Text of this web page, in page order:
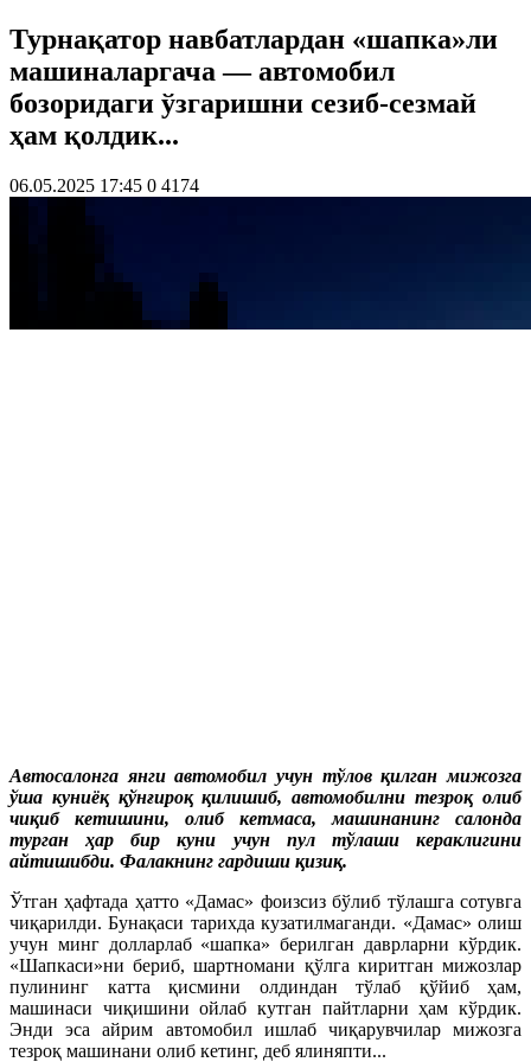
Турнақатор навбатлардан «шапка»ли
машиналаргача — автомобил
бозоридаги ўзгаришни сезиб-сезмай
ҳам қолдик...
06.05.2025 17:45 0 4174
Автосалонга янги автомобил учун тўлов қилган мижозга
ўша куниёқ қўнғироқ қилишиб, автомобилни тезроқ олиб
чиқиб кетишини, олиб кетмаса, машинанинг салонда
турган ҳар бир куни учун пул тўлаши кераклигини
айтишибди. Фалакнинг гардиши қизиқ.
Ўтган ҳафтада ҳатто «Дамас» фоизсиз бўлиб тўлашга сотувга
чиқарилди. Бунақаси тарихда кузатилмаганди. «Дамас» олиш
учун минг долларлаб «шапка» берилган даврларни кўрдик.
«Шапкаси»ни бериб, шартномани қўлга киритган мижозлар
пулининг катта қисмини олдиндан тўлаб қўйиб ҳам,
машинаси чиқишини ойлаб кутган пайтларни ҳам кўрдик.
Энди эса айрим автомобил ишлаб чиқарувчилар мижозга
тезроқ машинани олиб кетинг, деб ялиняпти...